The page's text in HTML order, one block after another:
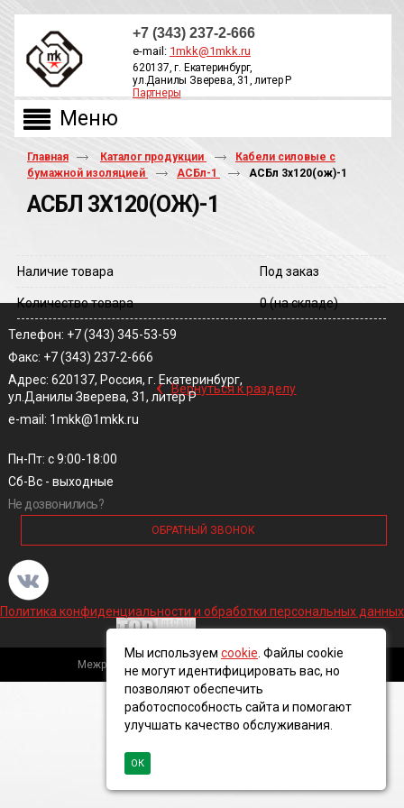
+7 (343) 237-2-666
e-mail: 1mkk@1mkk.ru
620137, г. Екатеринбург,
ул.Данилы Зверева, 31, литер Р
Партнеры
Главная Каталог продукции
Кабели силовые с
бумажной изоляцией
АСБл-1 АСБл 3х120(ож)-1
АСБЛ 3Х120(ОЖ)-1
Наличие товара Под заказ
Количество товара 0(на складе)
‹ Вернуться к разделу
Телефон: +7 (343) 345-53-59
Факс: +7 (343) 237-2-666
Адрес: 620137, Россия, г. Екатеринбург,
ул.Данилы Зверева, 31, литер Р
e-mail: 1mkk@1mkk.ru
Пн-Пт: с 9:00-18:00
Сб-Вс - выходные
Не дозвонились?
ОБРАТНЫЙ ЗВОНОК
Политика конфиденциальности и обработки персональных данных
Межрегиональная кабельная компания, 2016 ©
Мы используем cookie . Файлы cookie
не могут идентифицировать вас, но
позволяют обеспечить
работоспособность сайта и помогают
улучшать качество обслуживания.
ОК